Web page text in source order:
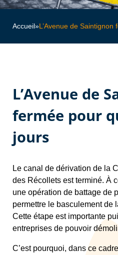
Accueil»L’Avenue de
L’Avenue de
fermée pour
jours
Le canal de dérivation de la
des Récollets est terminé. À
une opération de battage de
permettre le basculement de
Cette étape est importante
entreprises de pouvoir
C’est pourquoi, dans ce